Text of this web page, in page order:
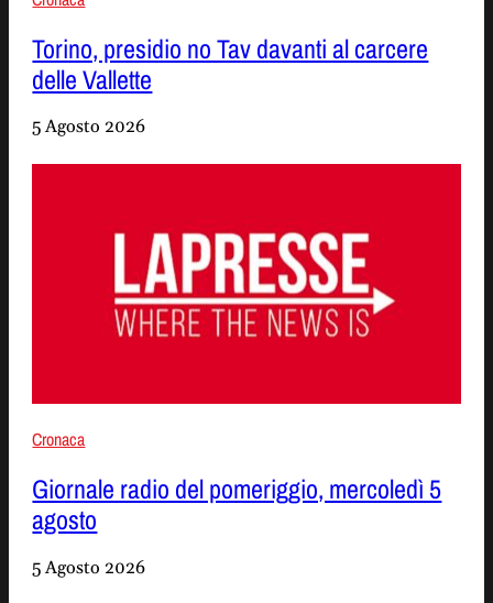
Torino, presidio no Tav davanti al carcere
delle Vallette
5 Agosto 2026
Cronaca
Giornale radio del pomeriggio, mercoledì 5
agosto
5 Agosto 2026